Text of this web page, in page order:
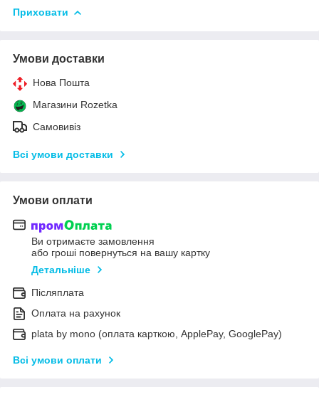
Приховати
Умови доставки
Нова Пошта
Магазини Rozetka
Самовивіз
Всі умови доставки
Умови оплати
Ви отримаєте замовлення
або гроші повернуться на вашу картку
Детальніше
Післяплата
Оплата на рахунок
plata by mono (оплата карткою, ApplePay, GooglePay)
Всі умови оплати